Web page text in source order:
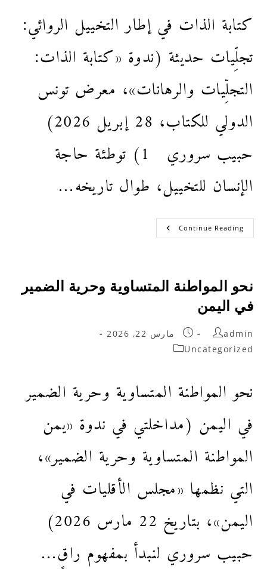
كتابة الذات في إطار التخييل الروائي:
تجلِّيات حديثة (ندوة «كتابة الذات:
التجلِّيات والرهانات»، معرض تونس
الدولي للكتاب، 28 إبريل 2026)
حبيب سروري 1) توطئة حاجة
الإنسان للتخييل، طوال تاريخه…
Continue Reading
نحو المواطنة المتساوية وحرية الضمير
في اليمن
admin
مارس 22, 2026
Uncategorized
نحو المواطنة المتساوية وحرية الضمير
في اليمن (مداخلتي في ندوة «يمن
المواطنة المتساوية وحرية الضمير»،
التي نظمها «مجلس الأقليات في
اليمن»، بتاريخ 22 مارس 2026)
حبيب سروري لنبدأ بمفهوم راقٍ…